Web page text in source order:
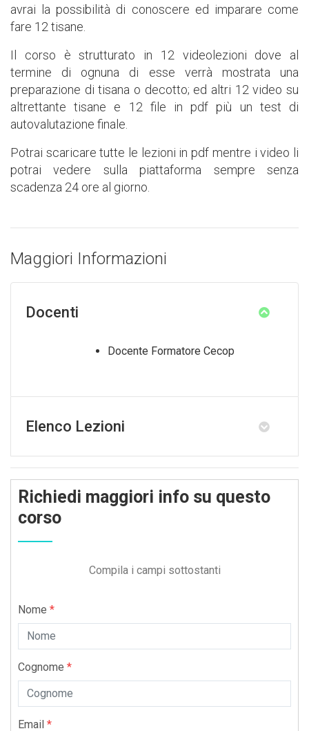
avrai la possibilità di conoscere ed imparare come
fare 12 tisane.
Il corso è strutturato in 12 videolezioni dove al
termine di ognuna di esse verrà mostrata una
preparazione di tisana o decotto; ed altri 12 video su
altrettante tisane e 12 file in pdf più un test di
autovalutazione finale.
Potrai scaricare tutte le lezioni in pdf mentre i video li
potrai vedere sulla piattaforma sempre senza
scadenza 24 ore al giorno.
Maggiori Informazioni
Docenti
Docente Formatore Cecop
Elenco Lezioni
Richiedi maggiori info su questo
corso
Compila i campi sottostanti
Nome *
Cognome *
Email *